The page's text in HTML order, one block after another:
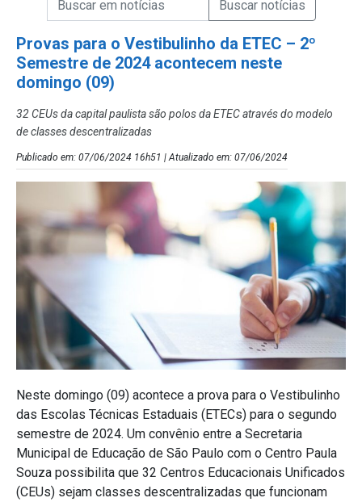
Provas para o Vestibulinho da ETEC – 2º
Semestre de 2024 acontecem neste
domingo (09)
32 CEUs da capital paulista são polos da ETEC através do modelo
de classes descentralizadas
Publicado em: 07/06/2024 16h51 | Atualizado em: 07/06/2024
Neste domingo (09) acontece a prova para o Vestibulinho
das Escolas Técnicas Estaduais (ETECs) para o segundo
semestre de 2024. Um convênio entre a Secretaria
Municipal de Educação de São Paulo com o Centro Paula
Souza possibilita que 32 Centros Educacionais Unificados
(CEUs) sejam classes descentralizadas que funcionam